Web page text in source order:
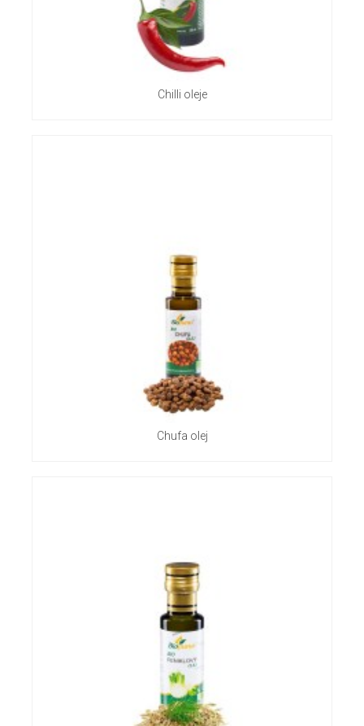
Chilli oleje
Chufa olej